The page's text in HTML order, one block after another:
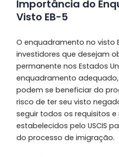
Importância do
Visto EB-5
O enquadramento no visto
investidores que desejam
permanente nos Estados
enquadramento
podem se beneficiar do
risco de ter seu visto
seguir todos os requisitos
estabelecidos pelo USCIS
do processo de imigração.